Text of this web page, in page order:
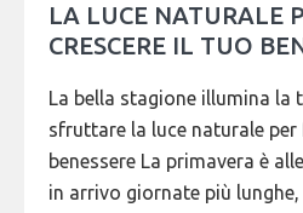
LA LUCE NATURALE
CRESCERE IL TUO
La bella stagione illumina la
sfruttare la luce naturale
benessere La primavera è
in arrivo giornate più lunghe,